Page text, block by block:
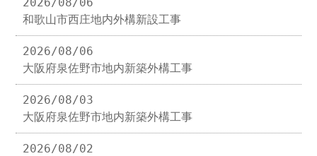
和歌山市西庄地内外構新設工事
2026/08/06
大阪府泉佐野市地内新築外構工事
2026/08/03
大阪府泉佐野市地内新築外構工事
2026/08/02